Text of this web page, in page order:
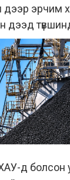
эрчим
дээд
д болсон